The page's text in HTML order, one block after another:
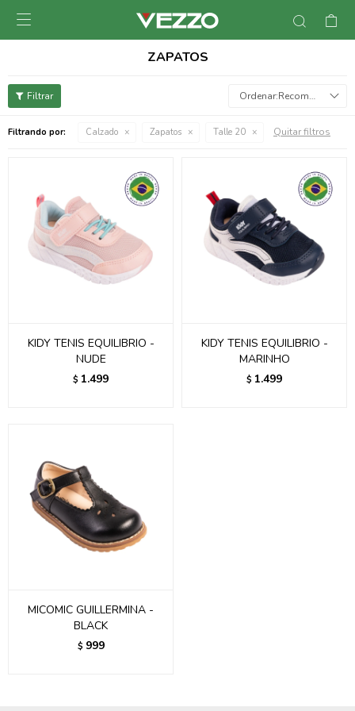

ZAPATOS
Recomendados
Filtrando por: Calzado Zapatos Talle 20 Quitar filtros
KIDY TENIS EQUILIBRIO -
NUDE
$ 1.499
KIDY TENIS EQUILIBRIO -
MARINHO
$ 1.499
MICOMIC GUILLERMINA -
BLACK
$ 999